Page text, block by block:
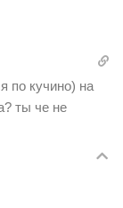
по кучино) на
ты че не